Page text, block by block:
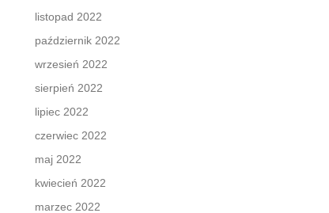
listopad 2022
październik 2022
wrzesień 2022
sierpień 2022
lipiec 2022
czerwiec 2022
maj 2022
kwiecień 2022
marzec 2022